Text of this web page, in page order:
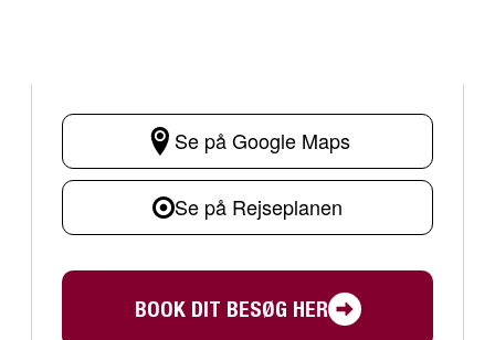
Se på Google Maps
Se på Rejseplanen
BOOK DIT BESØG HER